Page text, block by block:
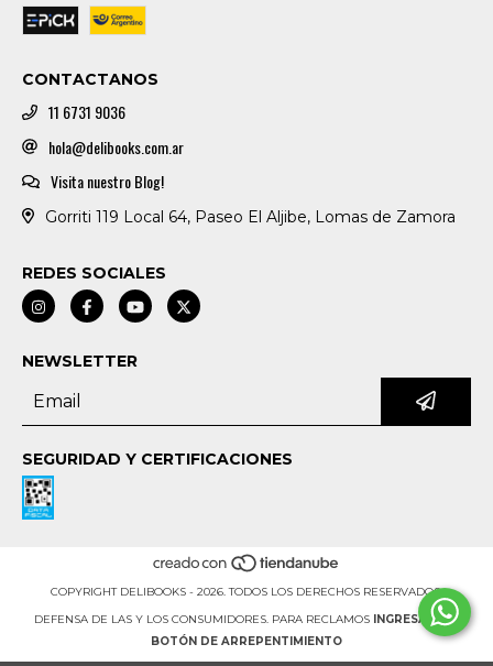
CONTACTANOS
11 6731 9036
hola@delibooks.com.ar
Visita nuestro Blog!
Gorriti 119 Local 64, Paseo El Aljibe, Lomas de Zamora
REDES SOCIALES
NEWSLETTER
SEGURIDAD Y CERTIFICACIONES
COPYRIGHT DELIBOOKS - 2026. TODOS LOS DERECHOS RESERVADOS.
DEFENSA DE LAS Y LOS CONSUMIDORES. PARA RECLAMOS
INGRESÁ ACÁ.
BOTÓN DE ARREPENTIMIENTO